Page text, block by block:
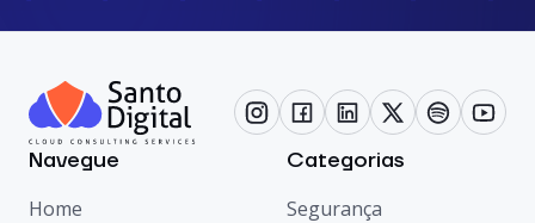
Navegue
Home
Categorias
Segurança